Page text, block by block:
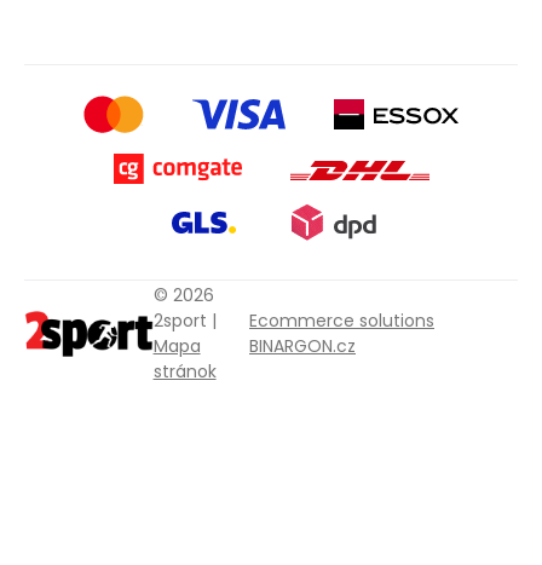
© 2026
2sport |
Mapa
stránok
Ecommerce solutions
BINARGON.cz